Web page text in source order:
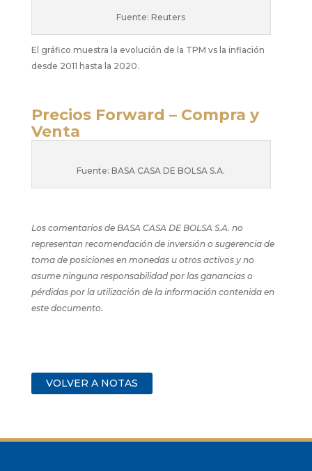
Fuente: Reuters
El gráfico muestra la evolución de la TPM vs la inflación
desde 2011 hasta la 2020.
Precios Forward – Compra y
Venta
Fuente: BASA CASA DE BOLSA S.A.
Los comentarios de BASA CASA DE BOLSA S.A. no
representan recomendación de inversión o sugerencia de
toma de posiciones en monedas u otros activos y no
asume ninguna responsabilidad por las ganancias o
pérdidas por la utilización de la información contenida en
este documento.
VOLVER A NOTAS